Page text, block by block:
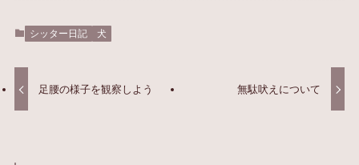
シッター日記 犬
足腰の様子を観察しよう 無駄吠えについて